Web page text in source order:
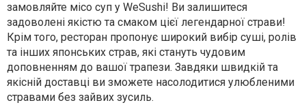
замовляйте місо суп у WeSushi! Ви залишитеся
задоволені якістю та смаком цієї легендарної страви!
Крім того, ресторан пропонує широкий вибір суші, ролів
та інших японських страв, які стануть чудовим
доповненням до вашої трапези. Завдяки швидкій та
якісній доставці ви зможете насолодитися улюбленими
стравами без зайвих зусиль.